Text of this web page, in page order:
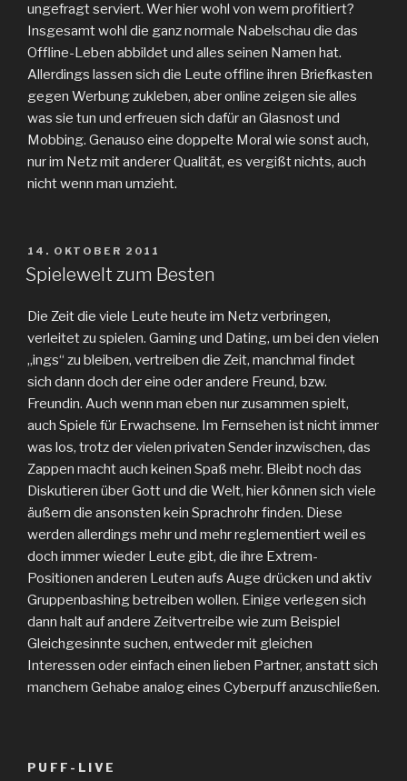
ungefragt serviert. Wer hier wohl von wem profitiert?
Insgesamt wohl die ganz normale Nabelschau die das
Offline-Leben abbildet und alles seinen Namen hat.
Allerdings lassen sich die Leute offline ihren Briefkasten
gegen Werbung zukleben, aber online zeigen sie alles
was sie tun und erfreuen sich dafür an Glasnost und
Mobbing. Genauso eine doppelte Moral wie sonst auch,
nur im Netz mit anderer Qualität, es vergißt nichts, auch
nicht wenn man umzieht.
VERÖFFENTLICHT
AM
14. OKTOBER 2011
Spielewelt zum Besten
Die Zeit die viele Leute heute im Netz verbringen,
verleitet zu spielen. Gaming und Dating, um bei den vielen
„ings“ zu bleiben, vertreiben die Zeit, manchmal findet
sich dann doch der eine oder andere Freund, bzw.
Freundin. Auch wenn man eben nur zusammen spielt,
auch Spiele für Erwachsene. Im Fernsehen ist nicht immer
was los, trotz der vielen privaten Sender inzwischen, das
Zappen macht auch keinen Spaß mehr. Bleibt noch das
Diskutieren über Gott und die Welt, hier können sich viele
äußern die ansonsten kein Sprachrohr finden. Diese
werden allerdings mehr und mehr reglementiert weil es
doch immer wieder Leute gibt, die ihre Extrem-
Positionen anderen Leuten aufs Auge drücken und aktiv
Gruppenbashing betreiben wollen. Einige verlegen sich
dann halt auf andere Zeitvertreibe wie zum Beispiel
Gleichgesinnte suchen, entweder mit gleichen
Interessen oder einfach einen lieben Partner, anstatt sich
manchem Gehabe analog eines Cyberpuff anzuschließen.
PUFF-LIVE